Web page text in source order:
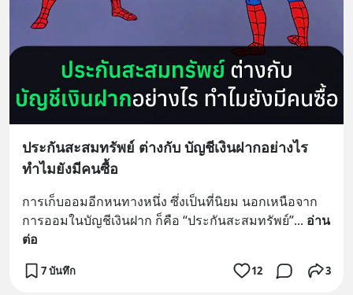
ประกันสะสมทรัพย์ ต่างกับ บัญชีเงินฝากอย่างไร
ทำไมยังมีคนซื้อ
การเก็บออมอีกหนทางหนึ่ง ซึ่งเป็นที่นิยม นอกเหนือจาก
การออมในบัญชีเงินฝาก ก็คือ “ประกันสะสมทรัพย์”... อ่าน
ต่อ
7 บันทึก 12 3